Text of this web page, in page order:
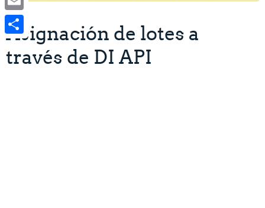
Asignación de lotes a
través de DI API
Email